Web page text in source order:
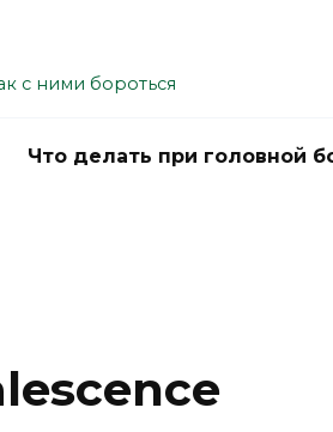
с ними бороться
Что делать при головной